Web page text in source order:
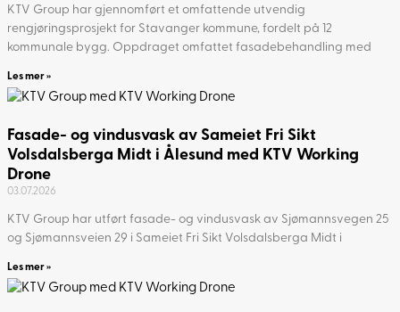
KTV Group har gjennomført et omfattende utvendig
rengjøringsprosjekt for Stavanger kommune, fordelt på 12
kommunale bygg. Oppdraget omfattet fasadebehandling med
Les mer »
Fasade- og vindusvask av Sameiet Fri Sikt
Volsdalsberga Midt i Ålesund med KTV Working
Drone
03.07.2026
KTV Group har utført fasade- og vindusvask av Sjømannsvegen 25
og Sjømannsveien 29 i Sameiet Fri Sikt Volsdalsberga Midt i
Les mer »